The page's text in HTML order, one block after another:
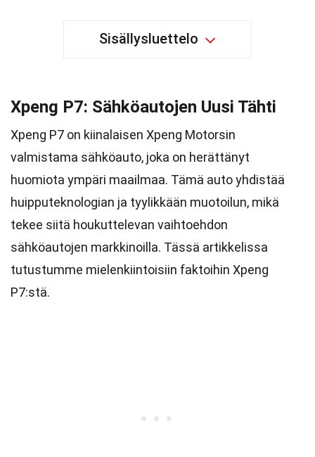
Sisällysluettelo
Xpeng P7: Sähköautojen Uusi Tähti
Xpeng P7 on kiinalaisen Xpeng Motorsin
valmistama sähköauto, joka on herättänyt
huomiota ympäri maailmaa. Tämä auto yhdistää
huipputeknologian ja tyylikkään muotoilun, mikä
tekee siitä houkuttelevan vaihtoehdon
sähköautojen markkinoilla. Tässä artikkelissa
tutustumme mielenkiintoisiin faktoihin Xpeng
P7:stä.